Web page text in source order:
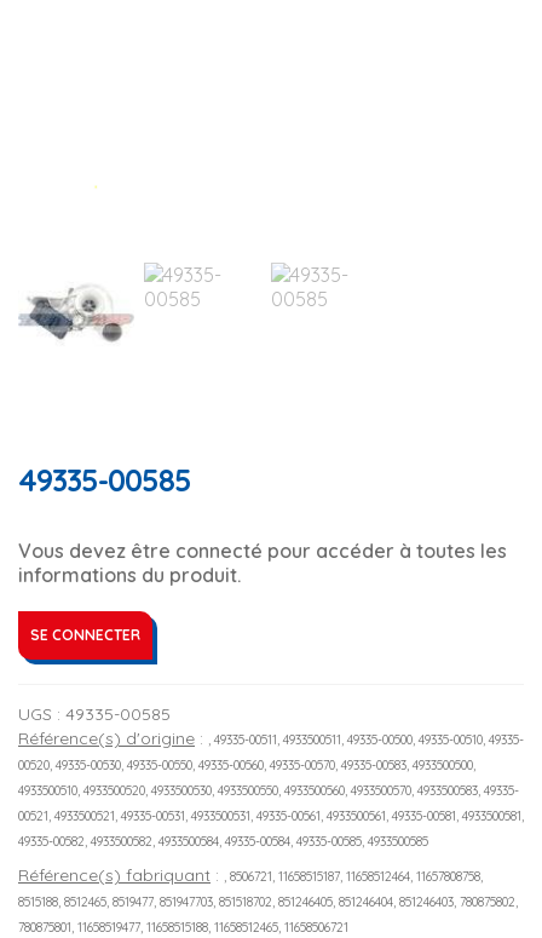
49335-00585
Vous devez être connecté pour accéder à toutes les
informations du produit.
SE CONNECTER
UGS : 49335-00585
Référence(s) d'origine : , 49335-00511, 4933500511, 49335-00500, 49335-00510, 49335-
00520, 49335-00530, 49335-00550, 49335-00560, 49335-00570, 49335-00583, 4933500500,
4933500510, 4933500520, 4933500530, 4933500550, 4933500560, 4933500570, 4933500583, 49335-
00521, 4933500521, 49335-00531, 4933500531, 49335-00561, 4933500561, 49335-00581, 4933500581,
49335-00582, 4933500582, 4933500584, 49335-00584, 49335-00585, 4933500585
Référence(s) fabriquant : , 8506721, 11658515187, 11658512464, 11657808758,
8515188, 8512465, 8519477, 851947703, 851518702, 851246405, 851246404, 851246403, 780875802,
780875801, 11658519477, 11658515188, 11658512465, 11658506721